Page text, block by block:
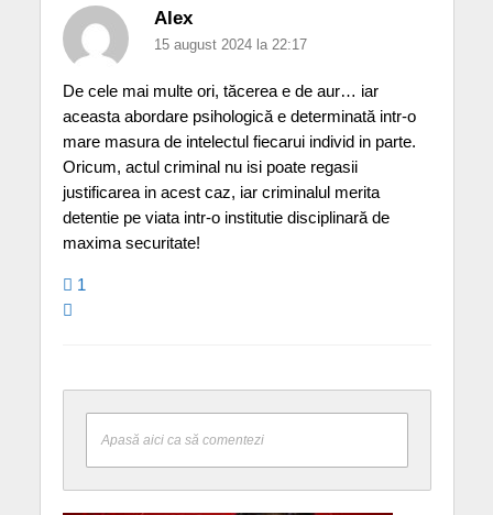
Alex
15 august 2024 la 22:17
De cele mai multe ori, tăcerea e de aur… iar
aceasta abordare psihologică e determinată intr-o
mare masura de intelectul fiecarui individ in parte.
Oricum, actul criminal nu isi poate regasii
justificarea in acest caz, iar criminalul merita
detentie pe viata intr-o institutie disciplinară de
maxima securitate!
1
Apasă aici ca să comentezi